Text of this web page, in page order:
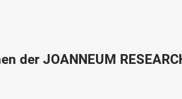
der JOANNEUM